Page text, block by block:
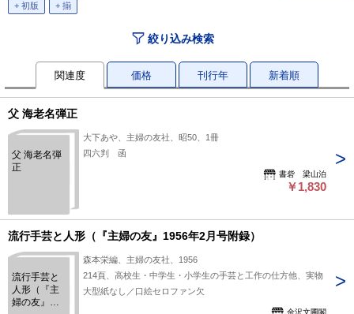
+ 初版 + 揃
絞り込み検索
関連度 価格 刊行年 新着順
父 海老名弾正
父 海老名弾
正
大下あや、主婦の友社、昭50、1冊
四六判 函
書砦 梁山泊
￥1,830
流行手芸と人形（『主婦の友』1956年2月号附録）
流行手芸と
人形（『主
婦の友』
森本栄編、主婦の友社、1956
214頁、高校生・中学生・小学生の手芸と工作の仕方他、実物
大型紙なし／口絵セロファン欠
金沢文圃閣